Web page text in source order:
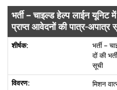
भर्ती – चाइल्ड हेल्प लाईन यूनिट
प्राप्त आवेदनों की पात्र-अपात्र
भर्ती –
दों की
सूची
मिशन